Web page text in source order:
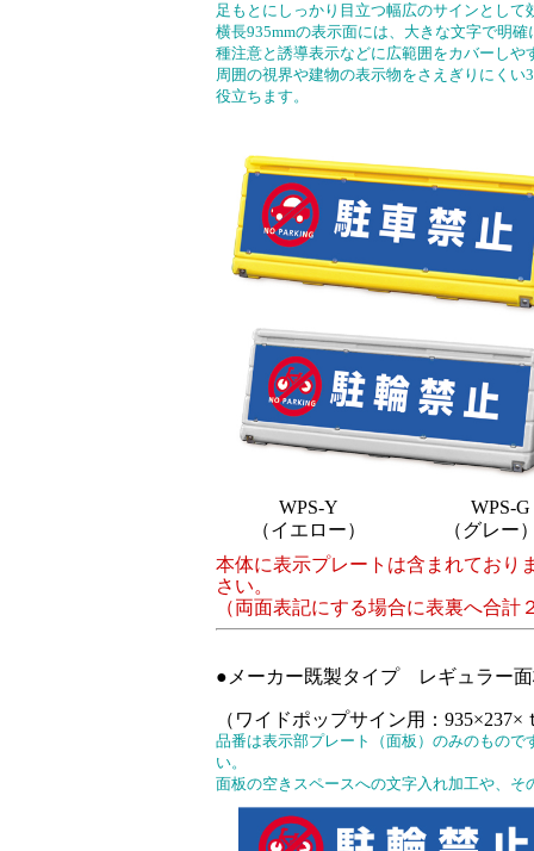
足もとにしっかり目立つ幅広のサインとして
横長935mmの表示面には、大きな文字で明
種注意と誘導表示などに広範囲をカバーしや
周囲の視界や建物の表示物をさえぎりにく
役立ちます。
WPS-Y
（イエロー）
WPS-G
（グレー
本体に表示プレートは含まれており
さい。
（両面表記にする場合に表裏へ合計
●メーカー既製タイプ レギュラー
（ワイドポップサイン用：
品番は表示部プレート（面板）のみのもので
い。
面板の空きスペースへの文字入れ加工や、そ